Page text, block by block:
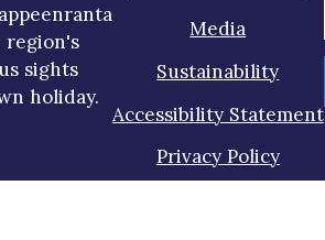
region's
sights
holiday.
Media
Sustainability
Accessibility Statement
Privacy Policy